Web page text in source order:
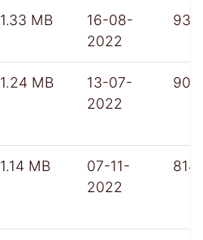
1.33 MB
16-08-
2022
932
1.24 MB
13-07-
2022
909
1.14 MB
07-11-
2022
814